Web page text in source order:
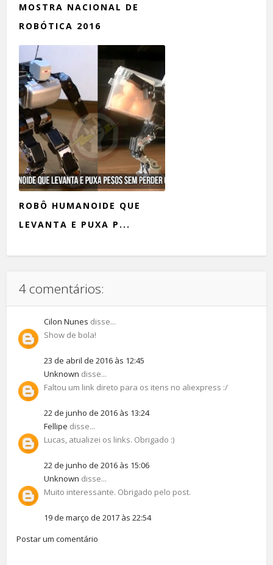
MOSTRA NACIONAL DE
ROBÓTICA 2016
ROBÔ HUMANOIDE QUE
LEVANTA E PUXA P...
4 comentários:
Cilon Nunes disse...
Show de bola!
23 de abril de 2016 às 12:45
Unknown disse...
Faltou um link direto para os itens no aliexpress :/
22 de junho de 2016 às 13:24
Fellipe disse...
Lucas, atualizei os links. Obrigado :)
22 de junho de 2016 às 15:06
Unknown disse...
Muito interessante. Obrigado pelo post.
19 de março de 2017 às 22:54
Postar um comentário